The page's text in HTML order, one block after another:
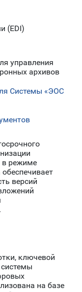
(EDI)
управления
архивов
Системы «ЭОС
в режиме
версий
ключевой
на базе